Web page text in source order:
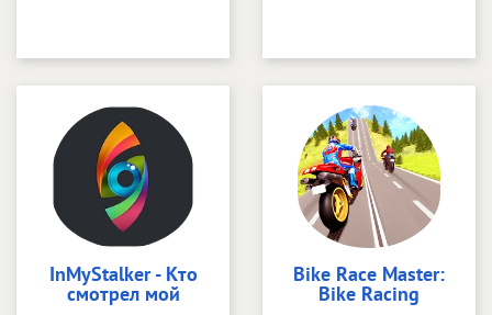
InMyStalker - Кто
смотрел мой
Bike Race Master:
Bike Racing